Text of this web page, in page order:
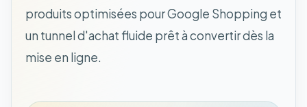
produits optimisées pour Google Shopping et
un tunnel d'achat fluide prêt à convertir dès la
mise en ligne.